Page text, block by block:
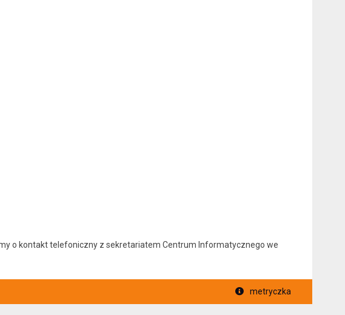
o kontakt telefoniczny z sekretariatem Centrum Informatycznego we
metryczka